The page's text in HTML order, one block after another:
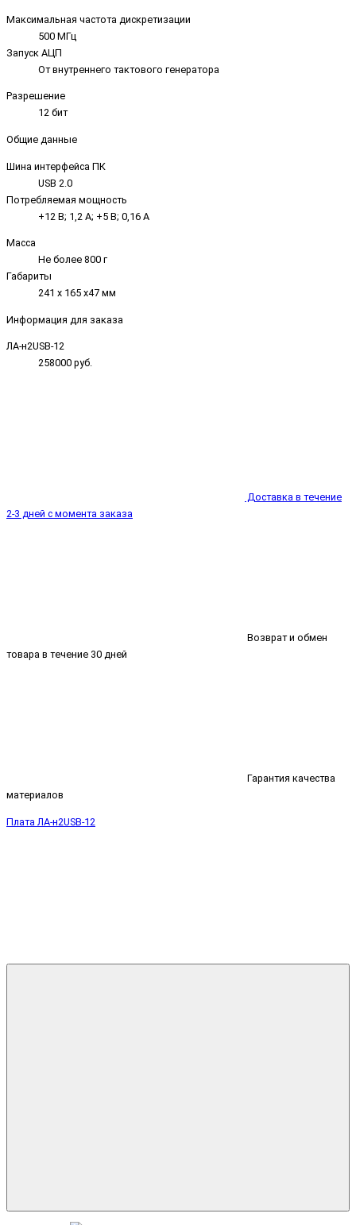
Максимальная частота дискретизации
500 МГц
Запуск АЦП
От внутреннего тактового генератора
Разрешение
12 бит
Общие данные
Шина интерфейса ПК
USB 2.0
Потребляемая мощность
+12 В; 1,2 А; +5 В; 0,16 А
Масса
Не более 800 г
Габариты
241 х 165 х47 мм
Информация для заказа
ЛА-н2USB-12
258000 руб.
Доставка в течение
2-3 дней с момента заказа
Возврат и обмен
товара в течение 30 дней
Гарантия качества
материалов
Плата ЛА-н2USB-12